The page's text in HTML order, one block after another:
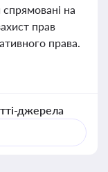
спрямовані на
прав
права.
джерела